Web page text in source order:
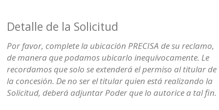
Detalle de la Solicitud
Por favor, complete la ubicación PRECISA de su reclamo,
de manera que podamos ubicarlo inequívocamente. Le
recordamos que solo se extenderá el permiso al titular de
la concesión. De no ser el titular quien está realizando la
Solicitud, deberá adjuntar Poder que lo autorice a tal fin.